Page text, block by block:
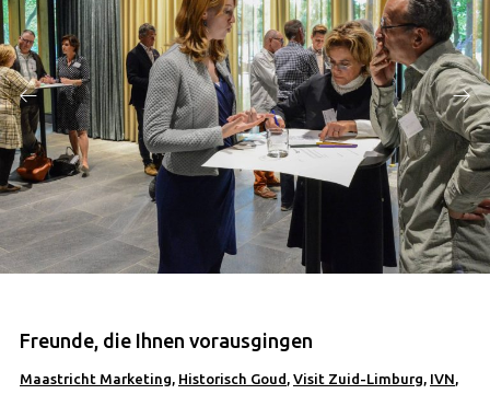
Freunde, die Ihnen vorausgingen
Maastricht Marketing, Historisch Goud , Visit Zuid-Limburg, IVN,